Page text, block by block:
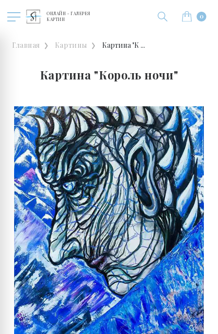
ОНЛАЙН - ГАЛЕРЕЯ
КАРТИН
0
Главная Картины Картина "К ...
Картина "Король ночи"